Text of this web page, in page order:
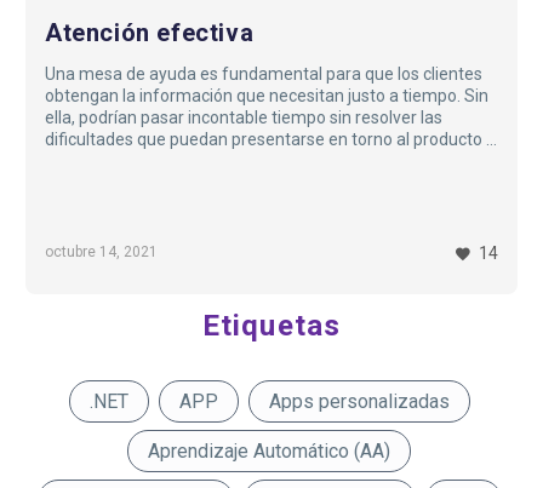
octubre 14, 2021
Atención efectiva
Una mesa de ayuda es fundamental para que los clientes
obtengan la información que necesitan justo a tiempo. Sin
ella, podrían pasar incontable tiempo sin resolver las
dificultades que puedan presentarse en torno al producto o
14
Etiquetas
.NET APP Apps personalizadas
Aprendizaje Automático (AA)